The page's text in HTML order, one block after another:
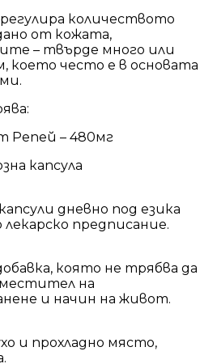
количеството
от кожата,
– твърде много или
което често е в основата
Репей – 480мг
капсула
дневно под езика
лекарско предписание.
която не трябва да
на
и начин на живот.
и прохладно място,